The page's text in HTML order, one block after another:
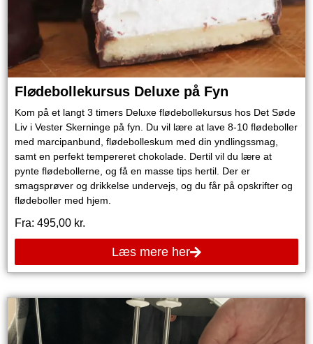
Fl⌀debollekursus Deluxe på Fyn
Kom på et langt 3 timers Deluxe flødebollekursus hos Det Søde
Liv i Vester Skerninge på fyn. Du vil lære at lave 8-10 flødeboller
med marcipanbund, flødebolleskum med din yndlingssmag,
samt en perfekt tempereret chokolade. Dertil vil du lære at
pynte flødebollerne, og få en masse tips hertil. Der er
smagsprøver og drikkelse undervejs, og du får på opskrifter og
flødeboller med hjem.
Fra: 495,00 kr.
Læs mere her